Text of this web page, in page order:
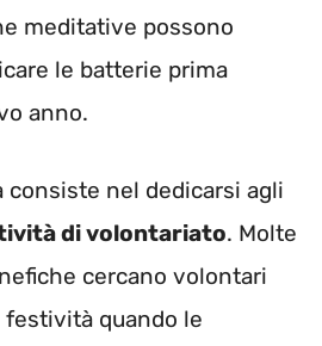
meditative possono
le batterie prima
anno.
consiste nel dedicarsi agli
di volontariato. Molte
cercano volontari
quando le